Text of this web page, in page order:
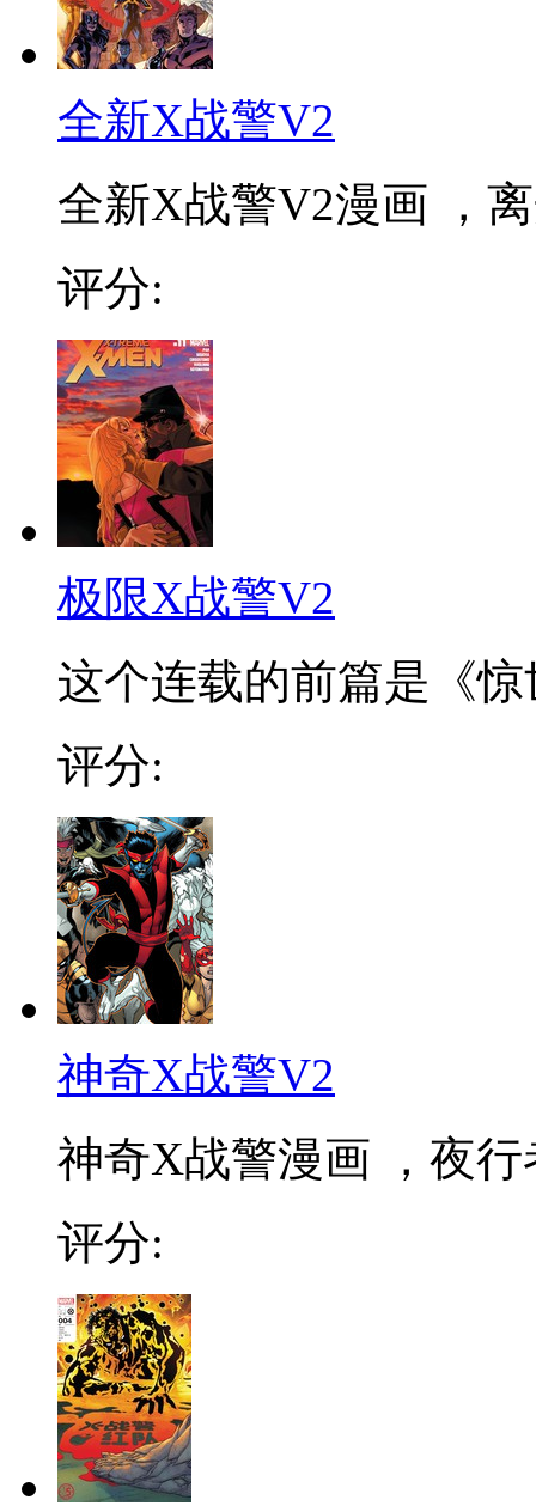
全新X战警V2
全新X战警V2漫画 ，
评分:
极限X战警V2
这个连载的前篇是《
评分:
神奇X战警V2
神奇X战警漫画 ，夜
评分: